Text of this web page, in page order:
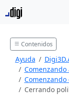
Contenidos
Ayuda
Cerrando